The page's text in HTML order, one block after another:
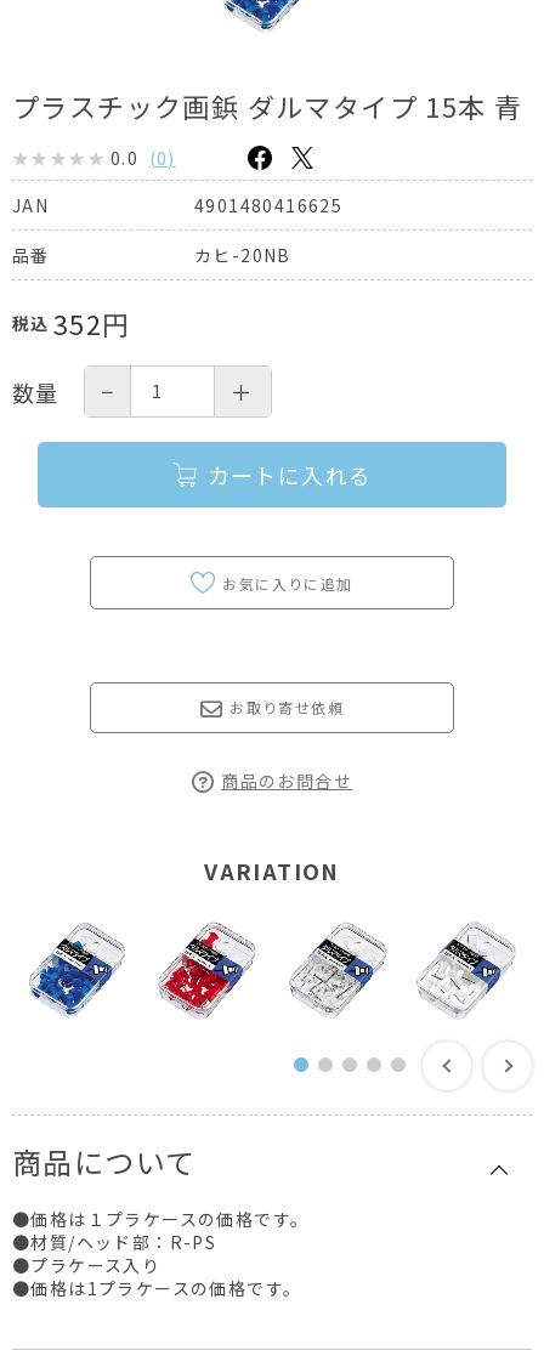
プラスチック画鋲 ダルマタイプ 15本 青
0.0 (0)
JAN
4901480416625
品番 カヒ-20NB
税込 352円
数量 − ＋
カートに入れる
お取り寄せ依頼
商品のお問合せ
VARIATION
商品について
●価格は１プラケースの価格です。
●材質/ヘッド部：R-PS
●プラケース入り
●価格は1プラケースの価格です。